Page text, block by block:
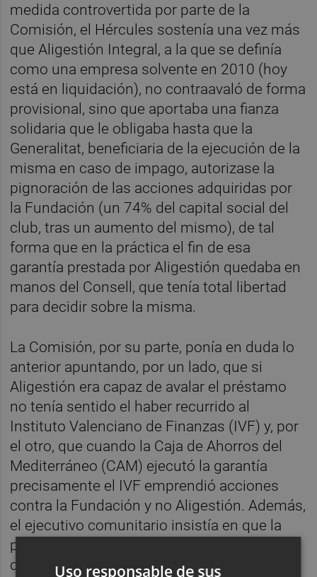
medida controvertida por parte de la
Comisión, el Hércules sostenía una vez más
que Aligestión Integral, a la que se definía
como una empresa solvente en 2010 (hoy
está en liquidación), no contraavaló de forma
provisional, sino que aportaba una fianza
solidaria que le obligaba hasta que la
Generalitat, beneficiaria de la ejecución de la
misma en caso de impago, autorizase la
pignoración de las acciones adquiridas por
la Fundación (un 74% del capital social del
club, tras un aumento del mismo), de tal
forma que en la práctica el fin de esa
garantía prestada por Aligestión quedaba en
manos del Consell, que tenía total libertad
para decidir sobre la misma.
La Comisión, por su parte, ponía en duda lo
anterior apuntando, por un lado, que si
Aligestión era capaz de avalar el préstamo
no tenía sentido el haber recurrido al
Instituto Valenciano de Finanzas (IVF) y, por
el otro, que cuando la Caja de Ahorros del
Mediterráneo (CAM) ejecutó la garantía
precisamente el IVF emprendió acciones
contra la Fundación y no Aligestión. Además,
el ejecutivo comunitario insistía en que la
provisionalidad o no de la fianza resulta de
circunstancias posteriores a la concesión
Uso responsable de sus